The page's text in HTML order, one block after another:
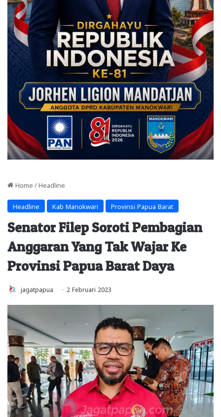
Home / Headline
Headline Kab Manokwari Provinsi Papua Barat
Senator Filep Soroti Pembagian
Anggaran Yang Tak Wajar Ke
Provinsi Papua Barat Daya
jagatpapua 2 Februari 2023